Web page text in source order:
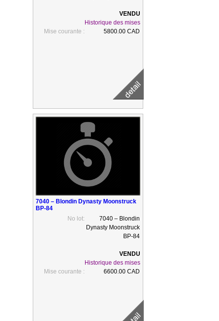
Historique des mises
Mise courante :
5800.00 CAD
7040 – Blondin Dynasty Moonstruck
BP-84
No lot:
7040 – Blondin
Dynasty Moonstruck
BP-84
Historique des mises
Mise courante :
6600.00 CAD